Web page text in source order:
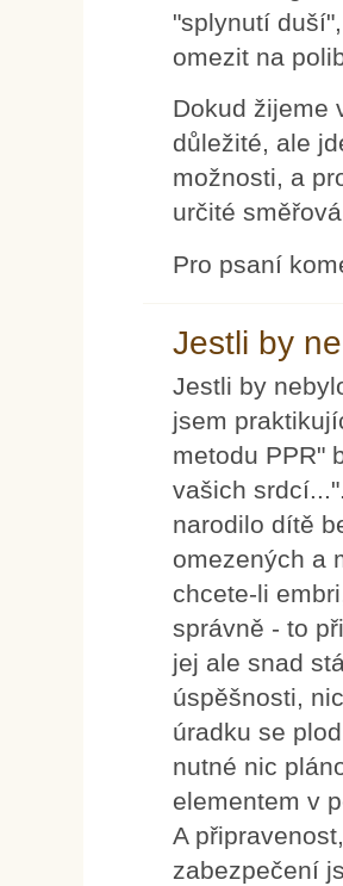
"splynutí
omezit na
Dokud žijeme
důležité, ale
možnosti, a
určité
Pro psaní
Jestli by
Jestli by
jsem
metodu PPR"
vašich
narodilo dítě
omezených a
chcete-li
správně - to
jej ale snad
úspěšnosti,
úradku se
nutné nic
elementem v
A
zabezpečení